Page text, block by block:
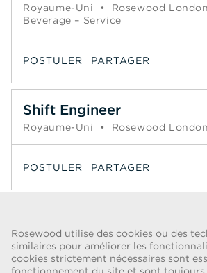
Rosewood utilise des cookies ou des
similaires pour améliorer les
cookies strictement nécessaires sont
Royaume-Uni • Rosewood London
Beverage – Service
POSTULER PARTAGER
Shift Engineer
Royaume-Uni • Rosewood London
POSTULER PARTAGER
ALERTE FRAUDE